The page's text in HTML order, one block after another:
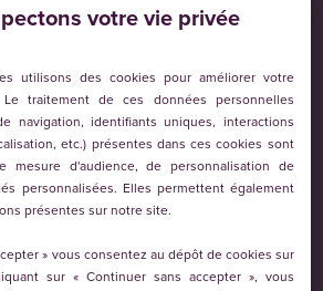
(bénévolat) en partenariat avec
: 25 € (Non nominatif et non limité
à trois places d'abonnement sur une
votre vie privée
utilisons des cookies pour améliorer votre
Le traitement de ces données personnelles
navigation, identifiants uniques, interactions
etc.) présentes dans ces cookies sont
d'audience, de personnalisation de
personnalisées. Elles permettent également
présentes sur notre site.
» vous consentez au dépôt de cookies sur
sur « Continuer sans accepter », vous